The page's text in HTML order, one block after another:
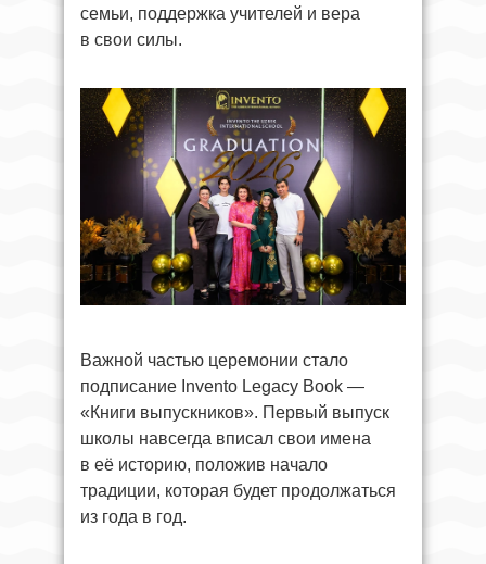
семьи, поддержка учителей и вера
в свои силы.
Важной частью церемонии стало
подписание Invento Legacy Book —
«Книги выпускников». Первый выпуск
школы навсегда вписал свои имена
в её историю, положив начало
традиции, которая будет продолжаться
из года в год.